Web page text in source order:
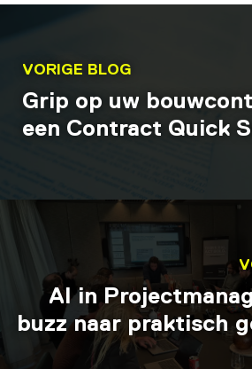
VORIGE BLOG
Grip op uw
een Contract Quick
AI in
buzz naar praktisch